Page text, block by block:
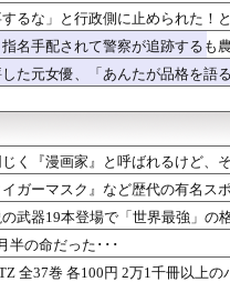
ぎるｗｗｗｗｗｗｗｗ...
！←「F１並みのスピ...
な味がするんだろう？...
パ「子どもとか育てた...
名してしまうｗｗ...
くれる」（海外の反応...
薦ゼロ」「練習は平日...
ン
るな」と行政側に止められた！
名手配されて警察が追跡する
た元女優、「あんたが品格を語
く『漫画家』と呼ばれるけど、
ガーマスク』など歴代の有名ス
武器19本登場で「世界最強」の
半の命だった･･･
全37巻 各100円 2万1千冊以上の